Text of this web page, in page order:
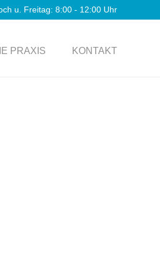
u. Freitag: 8:00 - 12:00 Uhr
PRAXIS KONTAKT